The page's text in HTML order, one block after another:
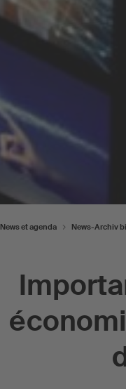
News et agenda News-Archiv